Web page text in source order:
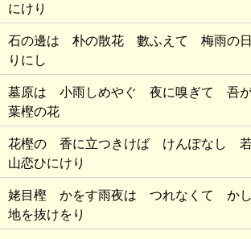
にけり
石の邊は 朴の散花 數ふえて 梅雨の
りにし
墓原は 小雨しめやぐ 夜に嗅ぎて 吾
葉樫の花
花樫の 香に立つきけば けんぽなし
山恋ひにけり
姥目樫 かをす雨夜は つれなくて か
地を抜けをり